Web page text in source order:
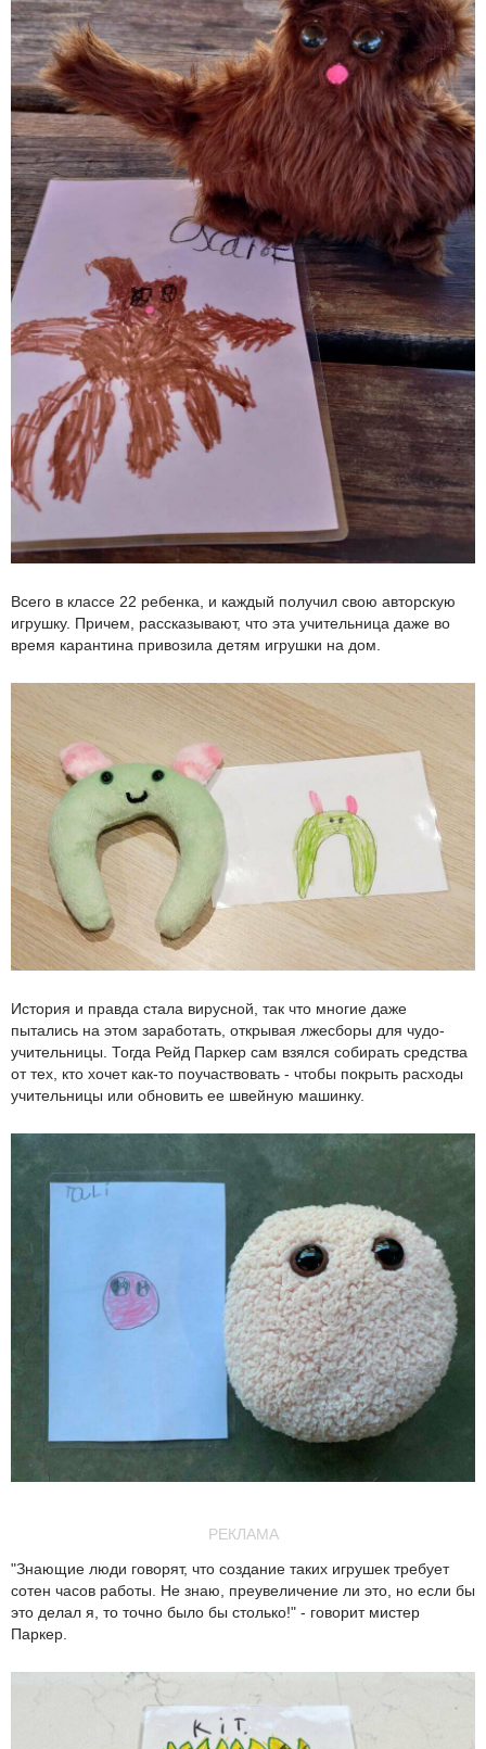
Всего в классе 22 ребенка, и каждый получил свою авторскую
игрушку. Причем, рассказывают, что эта учительница даже во
время карантина привозила детям игрушки на дом.
История и правда стала вирусной, так что многие даже
пытались на этом заработать, открывая лжесборы для чудо-
учительницы. Тогда Рейд Паркер сам взялся собирать средства
от тех, кто хочет как-то поучаствовать - чтобы покрыть расходы
учительницы или обновить ее швейную машинку.
РЕКЛАМА
"Знающие люди говорят, что создание таких игрушек требует
сотен часов работы. Не знаю, преувеличение ли это, но если бы
это делал я, то точно было бы столько!" - говорит мистер
Паркер.